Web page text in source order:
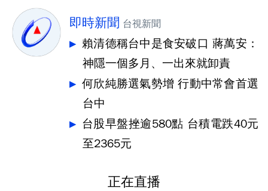
即時新聞 台視新聞
賴清德稱台中是食安破口 蔣萬安：
神隱一個多月、一出來就卸責
何欣純勝選氣勢增 行動中常會首選
台中
台股早盤挫逾580點 台積電跌40元
至2365元
正在直播